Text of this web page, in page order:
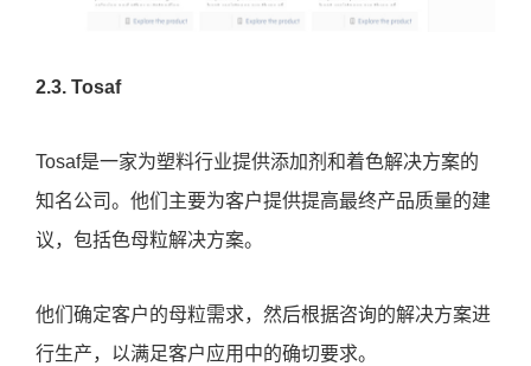
2.3. Tosaf
Tosaf是一家为塑料行业提供添加剂和着色解决方案的
知名公司。他们主要为客户提供提高最终产品质量的建
议，包括色母粒解决方案。
他们确定客户的母粒需求，然后根据咨询的解决方案进
行生产，以满足客户应用中的确切要求。